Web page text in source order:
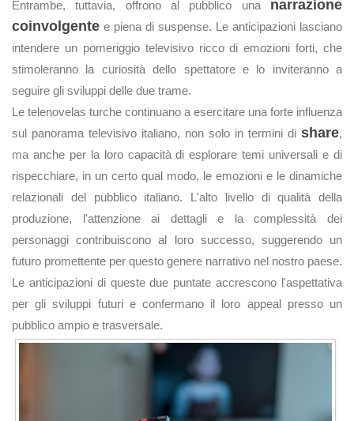
Entrambe, tuttavia, offrono al pubblico una narrazione
coinvolgente e piena di suspense. Le anticipazioni lasciano
intendere un pomeriggio televisivo ricco di emozioni forti, che
stimoleranno la curiosità dello spettatore e lo inviteranno a
seguire gli sviluppi delle due trame.
Le telenovelas turche continuano a esercitare una forte influenza
sul panorama televisivo italiano, non solo in termini di share,
ma anche per la loro capacità di esplorare temi universali e di
rispecchiare, in un certo qual modo, le emozioni e le dinamiche
relazionali del pubblico italiano. L'alto livello di qualità della
produzione, l'attenzione ai dettagli e la complessità dei
personaggi contribuiscono al loro successo, suggerendo un
futuro promettente per questo genere narrativo nel nostro paese.
Le anticipazioni di queste due puntate accrescono l'aspettativa
per gli sviluppi futuri e confermano il loro appeal presso un
pubblico ampio e trasversale.